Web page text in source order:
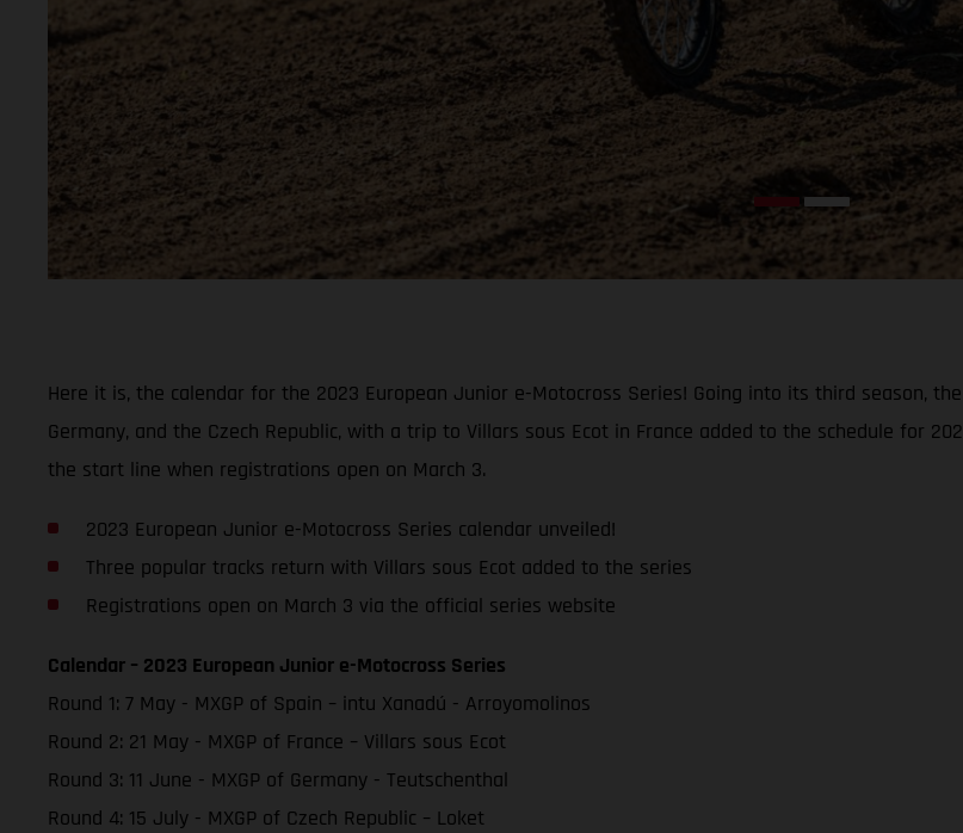
Here it is, the calendar for the 2023 European Junior e-Motocross Series! Going into its third season,
Germany, and the Czech Republic, with a trip to Villars sous Ecot in France added to the schedule for
the start line when registrations open on March 3.
2023 European Junior e-Motocross Series calendar unveiled!
Three popular tracks return with Villars sous Ecot added to the series
Registrations open on March 3 via the official series website
Calendar – 2023 European Junior e-Motocross Series
Round 1: 7 May - MXGP of Spain – intu Xanadú - Arroyomolinos
Round 2: 21 May - MXGP of France – Villars sous Ecot
Round 3: 11 June - MXGP of Germany - Teutschenthal
Round 4: 15 July - MXGP of Czech Republic – Loket